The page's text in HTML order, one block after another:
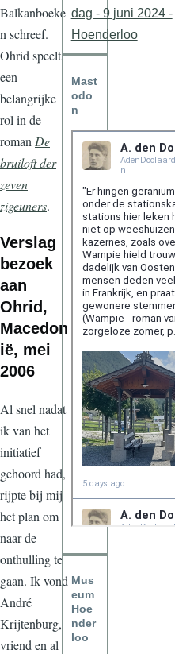
Balkanboeke
n schreef.
Ohrid speelt
een
belangrijke
rol in de
roman De
bruiloft der
zeven
zigeuners.
Verslag
bezoek
aan
Ohrid,
Macedon
ië, mei
2006
Al snel nadat
ik van het
initiatief
gehoord had,
rijpte bij mij
het plan om
naar de
onthulling te
gaan. Ik vond
André
Krijtenburg,
vriend en al
dag - 9 juni 2024 -
Hoenderloo
Mast
odo
n
Mus
eum
Hoe
nder
loo